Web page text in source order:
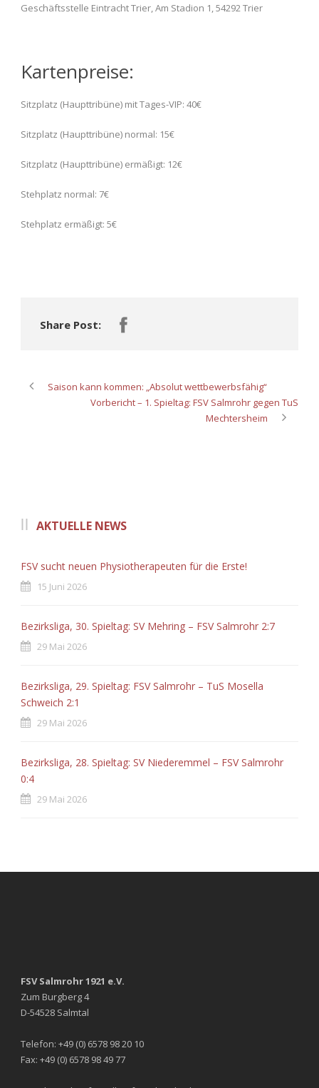
Geschäftsstelle Eintracht Trier, Am Stadion 1, 54292 Trier
Kartenpreise:
Sitzplatz (Haupttribüne) mit Tages-VIP: 40€
Sitzplatz (Haupttribüne) normal: 15€
Sitzplatz (Haupttribüne) ermäßigt: 12€
Stehplatz normal: 7€
Stehplatz ermäßigt: 5€
Share Post:
Saison kann kommen: „Absolut wettbewerbsfähig“
Vorbericht – 1. Spieltag: FSV Salmrohr gegen TuS
Mechtersheim
AKTUELLE NEWS
FSV sucht neuen Physiotherapeuten für die Erste!
15 Juni 2026
Bezirksliga, 30. Spieltag: SV Mehring – FSV Salmrohr 2:7
29 Mai 2026
Bezirksliga, 29. Spieltag: FSV Salmrohr – TuS Mosella
Schweich 2:1
29 Mai 2026
Bezirksliga, 28. Spieltag: SV Niederemmel – FSV Salmrohr
0:4
29 Mai 2026
FSV Salmrohr 1921 e.V.
Zum Burgberg 4
D-54528 Salmtal
Telefon: +49 (0) 6578 98 20 10
Fax: +49 (0) 6578 98 49 77